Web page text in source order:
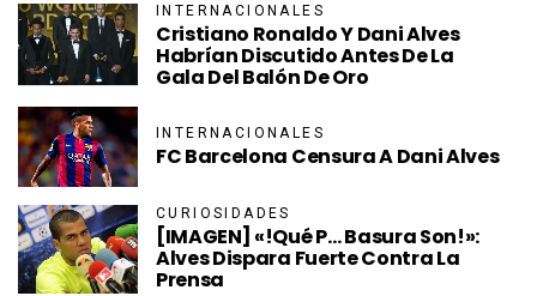
INTERNACIONALES
Cristiano Ronaldo Y Dani Alves
Habrían Discutido Antes De La
Gala Del Balón De Oro
INTERNACIONALES
FC Barcelona Censura A Dani Alves
CURIOSIDADES
[IMAGEN] «!Qué P… Basura Son!»:
Alves Dispara Fuerte Contra La
Prensa